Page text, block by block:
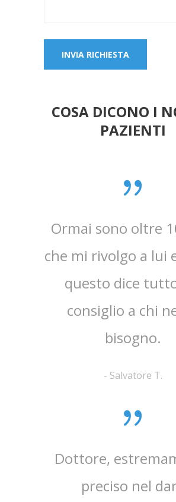
COSA DICONO I
PAZIENTI
Ormai sono oltre
che mi rivolgo a lui
questo dice
consiglio a chi
bisogno.
- Salvatore T.
Dottore,
preciso nel